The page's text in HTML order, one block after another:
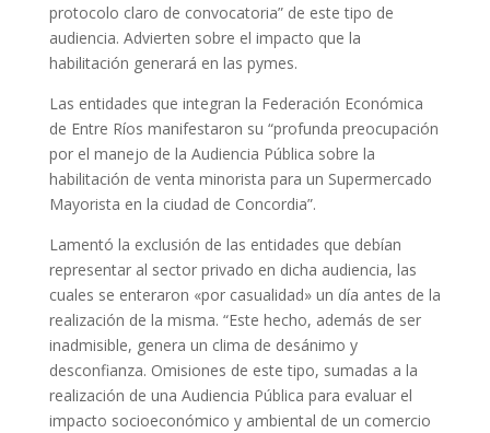
protocolo claro de convocatoria” de este tipo de
audiencia. Advierten sobre el impacto que la
habilitación generará en las pymes.
Las entidades que integran la Federación Económica
de Entre Ríos manifestaron su “profunda preocupación
por el manejo de la Audiencia Pública sobre la
habilitación de venta minorista para un Supermercado
Mayorista en la ciudad de Concordia”.
Lamentó la exclusión de las entidades que debían
representar al sector privado en dicha audiencia, las
cuales se enteraron «por casualidad» un día antes de la
realización de la misma. “Este hecho, además de ser
inadmisible, genera un clima de desánimo y
desconfianza. Omisiones de este tipo, sumadas a la
realización de una Audiencia Pública para evaluar el
impacto socioeconómico y ambiental de un comercio